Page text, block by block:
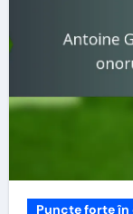
Puncte forte în